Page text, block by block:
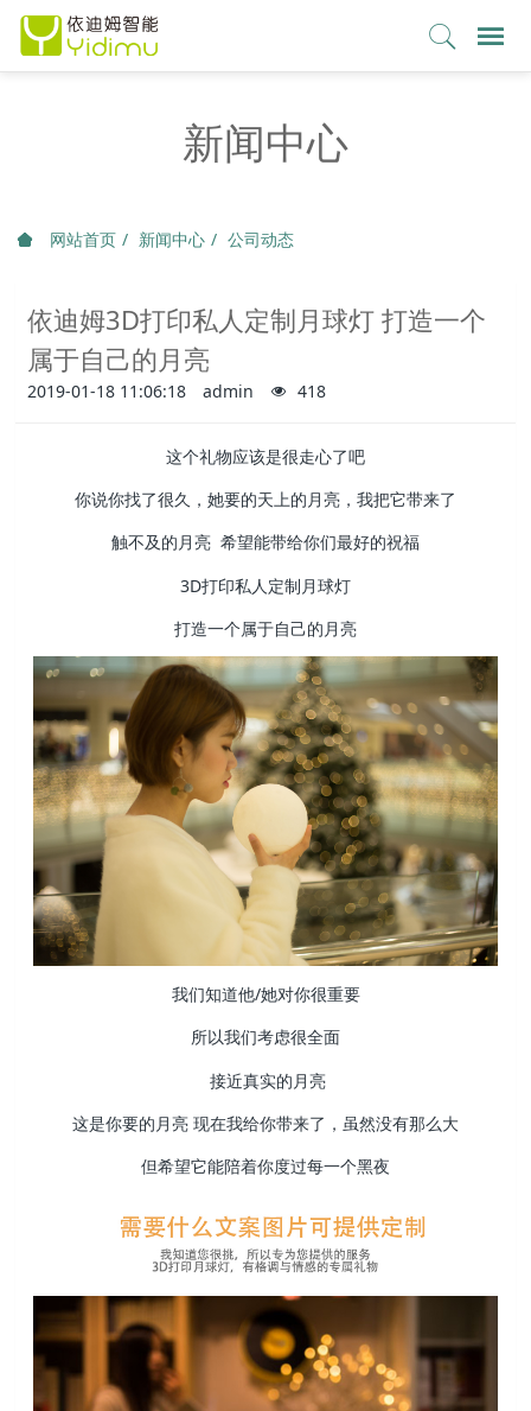
新闻中心
网站首页 新闻中心 公司动态
依迪姆3D打印私人定制月球灯 打造一个
属于自己的月亮
2019-01-18 11:06:18 admin 418
这个礼物应该是很走心了吧
你说你找了很久，她要的天上的月亮，我把它带来了
触不及的月亮 希望能带给你们最好的祝福
3D打印私人定制月球灯
打造一个属于自己的月亮
我们知道他/她对你很重要
所以我们考虑很全面
接近真实的月亮
这是你要的月亮 现在我给你带来了，虽然没有那么大
但希望它能陪着你度过每一个黑夜